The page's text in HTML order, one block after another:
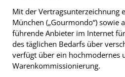
Mit der Vertragsunterzeichnung
München („Gourmondo“) sowie
führende Anbieter im Internet
des täglichen Bedarfs über
verfügt über ein hochmodernes
Warenkommissionierung.